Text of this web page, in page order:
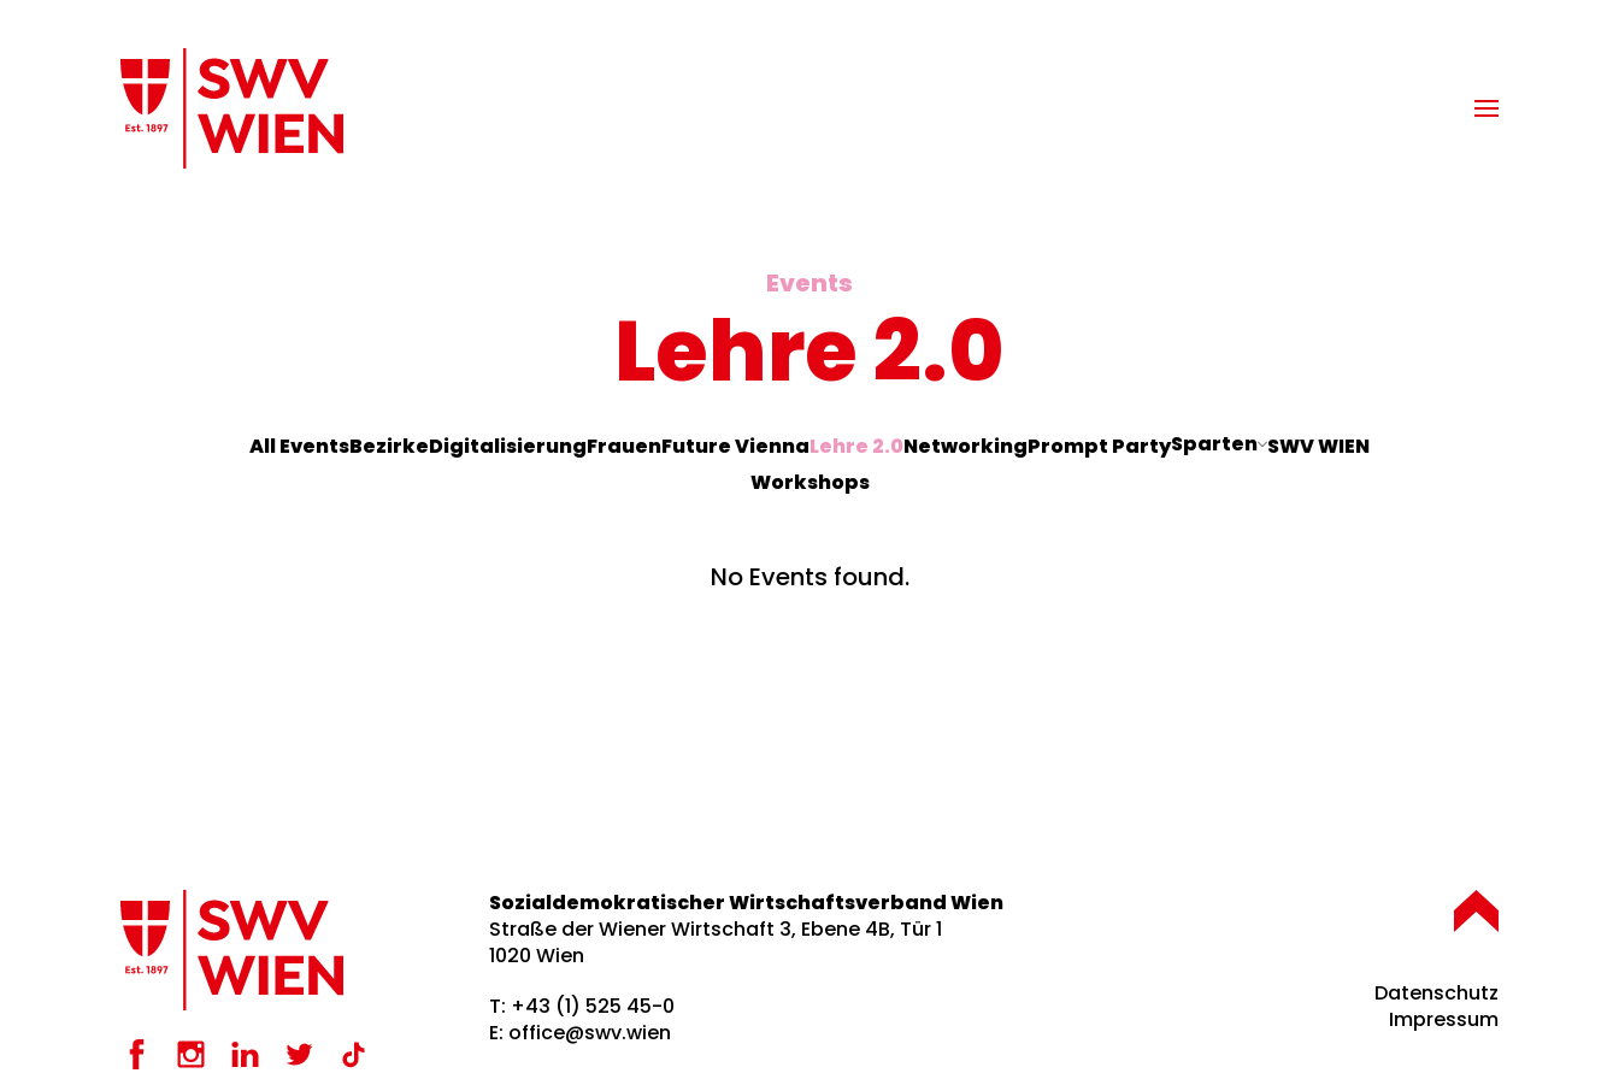
Zum Hauptinhalt springen
Events
Lehre 2.0
All EventsBezirkeDigitalisierungFrauenFuture ViennaLehre 2.0NetworkingPrompt PartySparten SWV WIEN
Workshops
No Events found.
Sozialdemokratischer Wirtschaftsverband Wien
Straße der Wiener Wirtschaft 3, Ebene 4B, Tür 1
1020 Wien
T: +43 (1) 525 45-0
E: office@swv.wien
Datenschutz
Impressum